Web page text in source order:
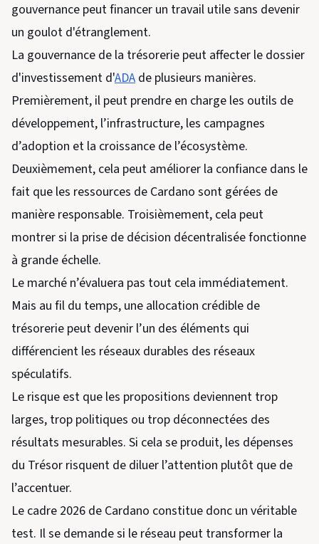
gouvernance peut financer un travail utile sans devenir
un goulot d'étranglement.
La gouvernance de la trésorerie peut affecter le dossier
d'investissement d'ADA de plusieurs manières.
Premièrement, il peut prendre en charge les outils de
développement, l’infrastructure, les campagnes
d’adoption et la croissance de l’écosystème.
Deuxièmement, cela peut améliorer la confiance dans le
fait que les ressources de Cardano sont gérées de
manière responsable. Troisièmement, cela peut
montrer si la prise de décision décentralisée fonctionne
à grande échelle.
Le marché n’évaluera pas tout cela immédiatement.
Mais au fil du temps, une allocation crédible de
trésorerie peut devenir l’un des éléments qui
différencient les réseaux durables des réseaux
spéculatifs.
Le risque est que les propositions deviennent trop
larges, trop politiques ou trop déconnectées des
résultats mesurables. Si cela se produit, les dépenses
du Trésor risquent de diluer l’attention plutôt que de
l’accentuer.
Le cadre 2026 de Cardano constitue donc un véritable
test. Il se demande si le réseau peut transformer la